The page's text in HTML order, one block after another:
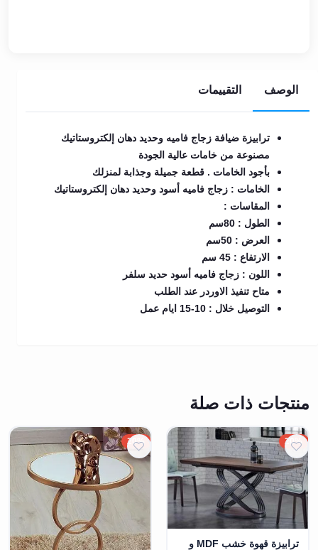
الوصف التقييمات
ترابيزة ضيافة زجاج فاميه وحديد دهان إلكتروستاتيك
مصنوعة من خامات عالية الجودة
بأجود الخامات . قطعة جميلة وجذابة لمنزلك
الخامات : زجاج فاميه أسود وحديد دهان إلكتروستاتيك
المقاسات :
الطول : 80سم
العرض : 50سم
الارتفاع : 45 سم
اللون : زجاج فاميه أسود حديد سلفر
متاح تنفيذ الاوردر عند الطلب
التوصيل خلال : 10-15 ايام عمل
منتجات ذات صلة
20%
ترابيزة قهوة خشب MDF و
20%